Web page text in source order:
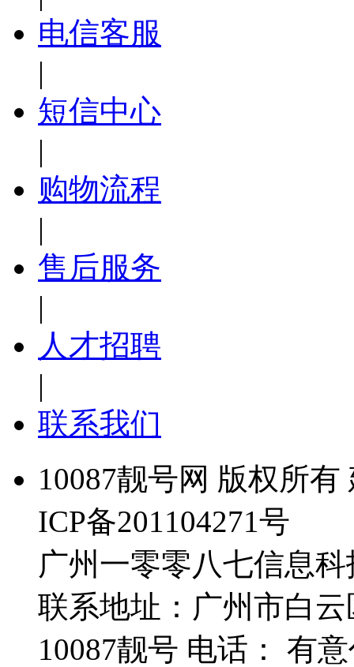
电信客服
|
短信中心
|
购物流程
|
售后服务
|
人才招聘
|
联系我们
10087靓号网 版权所
ICP备201104271号
广州一零零八七信息
联系地址：广州市白
10087靓号 电话： 有